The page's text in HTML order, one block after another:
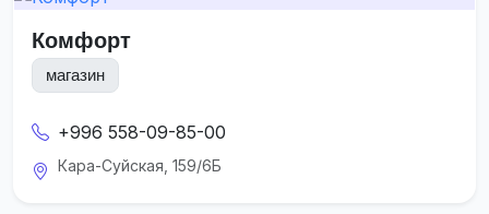
Комфорт
магазин
+996 558-09-85-00
Кара-Суйская, 159/6Б